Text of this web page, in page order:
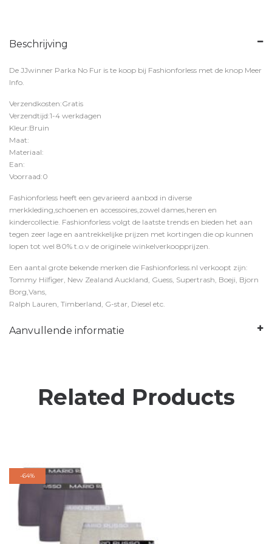
Beschrijving
De JJwinner Parka No Fur is te koop bij Fashionforless met de knop Meer
Info.
Verzendkosten:Gratis
Verzendtijd:1-4 werkdagen
Kleur:Bruin
Maat:
Materiaal:
Ean:
Voorraad:0
Fashionforless heeft een gevarieerd aanbod in diverse
merkkleding,schoenen en accessoires,zowel dames,heren en
kindercollectie. Fashionforless volgt de laatste trends en bieden het aan
tegen zeer lage en aantrekkelijke prijzen met kortingen die op kunnen
lopen tot wel 80% t.o.v de originele winkelverkoopprijzen.
Een aantal grote bekende merken die Fashionforless.nl verkoopt zijn:
Tommy Hilfiger, New Zealand Auckland, Guess, Supertrash, Boeji, Bjorn
Borg,Vans,
Ralph Lauren, Timberland, G-star, Diesel etc.
Aanvullende informatie
Related Products
-64%